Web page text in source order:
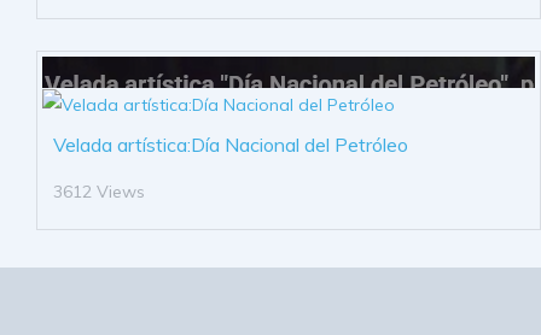
Velada artística:Día Nacional del Petróleo
3612 Views